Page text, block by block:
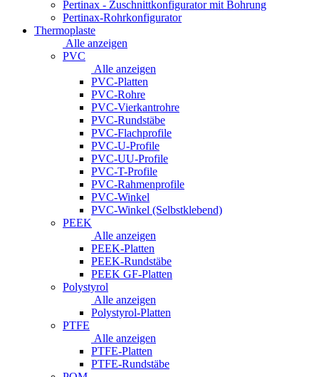
Pertinax - Zuschnittkonfigurator mit Bohrung
Pertinax-Rohrkonfigurator
Thermoplaste
Alle anzeigen
PVC
Alle anzeigen
PVC-Platten
PVC-Rohre
PVC-Vierkantrohre
PVC-Rundstäbe
PVC-Flachprofile
PVC-U-Profile
PVC-UU-Profile
PVC-T-Profile
PVC-Rahmenprofile
PVC-Winkel
PVC-Winkel (Selbstklebend)
PEEK
Alle anzeigen
PEEK-Platten
PEEK-Rundstäbe
PEEK GF-Platten
Polystyrol
Alle anzeigen
Polystyrol-Platten
PTFE
Alle anzeigen
PTFE-Platten
PTFE-Rundstäbe